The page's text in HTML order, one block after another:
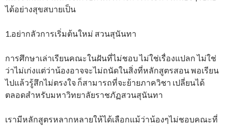
ได้อย่างสุขสบายเป็น
1.อย่ากลัวการเริ่มต้นใหม่ สวนสุนันทา
การศึกษาเล่าเรียนคณะในฝันที่ไม่ชอบ ไม่ใช่เรื่องแปลก ไม่ใช่
ว่าไม่เก่งแต่ว่าน้องอาจจะไม่ถนัดในสิ่งที่หลักสูตรสอน พอเรียน
ไปแล้วรู้สึกไม่ตรงใจ ก็สามารถที่จะย้ายภาควิชา เปลี่ยนได้
ตลอดสำหรับมหาวิทยาลัยราชภัฏสวนสุนันทา
เรามีหลักสูตรหลากหลายให้ได้เลือกแม้ว่าน้องๆไม่ชอบคณะที่